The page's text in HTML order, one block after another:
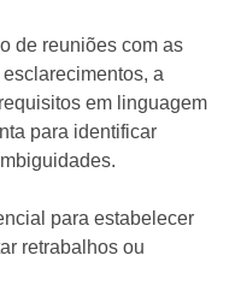
de reuniões com as
a
em linguagem
para identificar
para estabelecer
retrabalhos ou